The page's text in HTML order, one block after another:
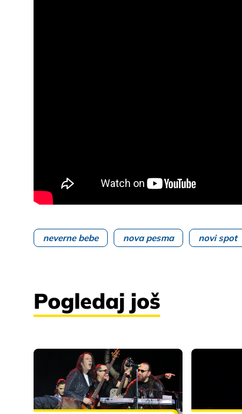
neverne bebe nova pesma novi spot
Pogledaj još